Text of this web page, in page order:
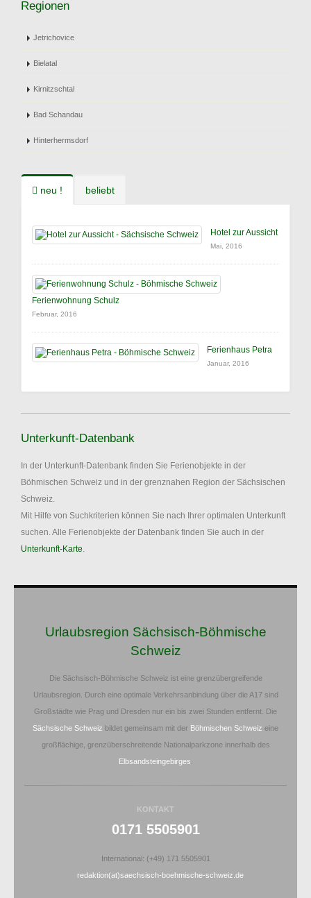
Regionen
Jetrichovice
Bielatal
Kirnitzschtal
Bad Schandau
Hinterhermsdorf
neu ! beliebt
Hotel zur Aussicht
Mai, 2016
Ferienwohnung Schulz
Februar, 2016
Ferienhaus Petra
Januar, 2016
Unterkunft-Datenbank
In der Unterkunft-Datenbank finden Sie Ferienobjekte in der
Böhmischen Schweiz und in der grenznahen Region der Sächsischen
Schweiz.
Mit Hilfe von Suchkriterien können Sie nach Ihrer optimalen Unterkunft
suchen. Alle Ferienobjekte der Datenbank finden Sie auch in der
Unterkunft-Karte.
Urlaubsregion Sächsisch-Böhmische
Schweiz
Die Sächsisch-Böhmische Schweiz ist eine grenzübergreifende
Urlaubsregion. Durch eine optimale Verkehrsanbindung über die A17 sind
Großstädte wie Prag und Dresden nur ein bis zwei Stunden entfernt. Die
Sächsische Schweiz bildet gemeinsam mit der Böhmischen Schweiz eine
großflächige, grenzüberschreitende Nationalparkzone innerhalb des
Elbsandsteingebirges
KONTAKT
0171 5505901
International: (+49) 171 5505901
redaktion(at)saechsisch-boehmische-schweiz.de